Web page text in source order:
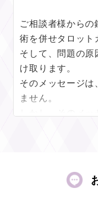
ご相談者様から
術を併せタロット
そして、問題の原
け取ります。
そのメッセージ
ません。
れを変える第一歩
ご相談者様に、